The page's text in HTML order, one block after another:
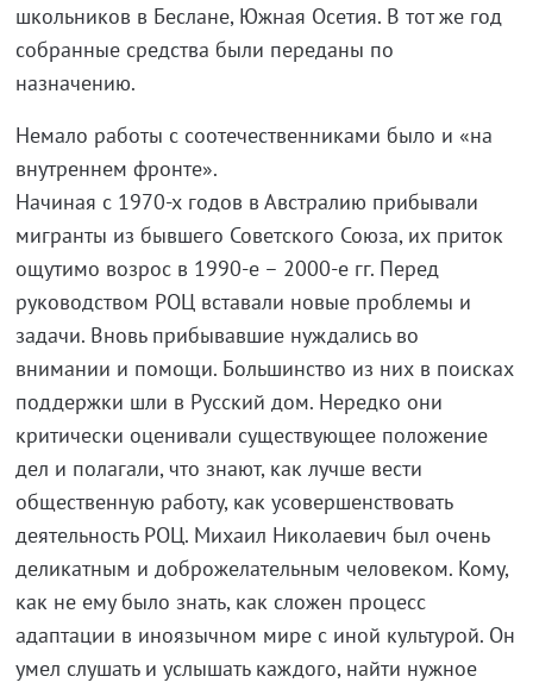
школьников в Беслане, Южная Осетия. В тот же год
собранные средства были переданы по
назначению.
Немало работы с соотечественниками было и «на
внутреннем фронте».
Начиная с 1970-х годов в Австралию прибывали
мигранты из бывшего Советского Союза, их приток
ощутимо возрос в 1990-е – 2000-е гг. Перед
руководством РОЦ вставали новые проблемы и
задачи. Вновь прибывавшие нуждались во
внимании и помощи. Большинство из них в поисках
поддержки шли в Русский дом. Нередко они
критически оценивали существующее положение
дел и полагали, что знают, как лучше вести
общественную работу, как усовершенствовать
деятельность РОЦ. Михаил Николаевич был очень
деликатным и доброжелательным человеком. Кому,
как не ему было знать, как сложен процесс
адаптации в иноязычном мире с иной культурой. Он
умел слушать и услышать каждого, найти нужное